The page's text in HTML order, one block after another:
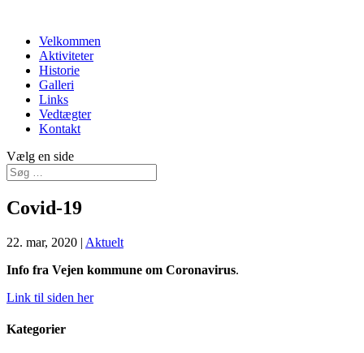
Velkommen
Aktiviteter
Historie
Galleri
Links
Vedtægter
Kontakt
Vælg en side
Covid-19
22. mar, 2020 | Aktuelt
Info fra Vejen kommune om Coronavirus.
Link til siden her
Kategorier